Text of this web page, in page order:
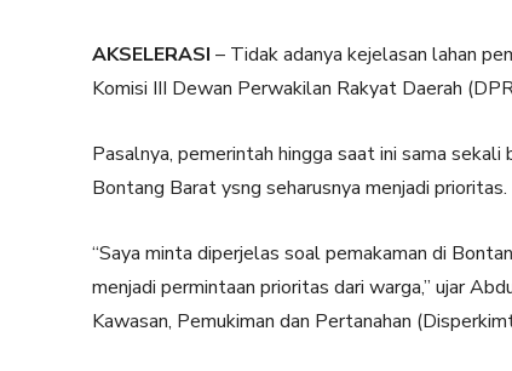
AKSELERASI – Tidak adanya kejelasan lahan
Komisi III Dewan Perwakilan Rakyat Daerah
Pasalnya, pemerintah hingga saat ini sama
Bontang Barat ysng seharusnya menjadi prioritas.
“Saya minta diperjelas soal pemakaman di
menjadi permintaan prioritas dari warga,” ujar
Kawasan, Pemukiman dan Pertanahan